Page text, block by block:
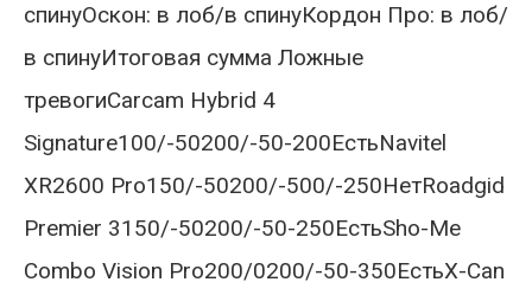
спинуОскон: в лоб/в спинуКордон Про: в лоб/
в спинуИтоговая сумма Ложные
тревогиCarcam Hybrid 4
Signature100/-50200/-50-200ЕстьNavitel
XR2600 Pro150/-50200/-500/-250НетRoadgid
Premier 3150/-50200/-50-250ЕстьSho-Me
Combo Vision Pro200/0200/-50-350ЕстьX-Can